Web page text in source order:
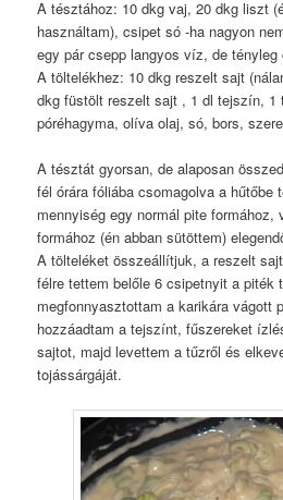
A tésztához: 10 dkg vaj, 20 dkg liszt
használtam), csipet só -ha nagyon
egy pár csepp langyos víz, de tényleg
A töltelékhez: 10 dkg reszelt sajt
dkg füstölt reszelt sajt , 1 dl tejszín, 1
póréhagyma, olíva olaj, só, bors,
A tésztát gyorsan, de alaposan
fél órára fóliába csomagolva a hűtőbe
mennyiség egy normál pite formához,
formához (én abban sütöttem)
A tölteléket összeállítjuk, a reszelt
félre tettem belőle 6 csipetnyit a piték
megfonnyasztottam a karikára vágott
hozzáadtam a tejszínt, fűszereket
sajtot, majd levettem a tűzről és
tojássárgáját.